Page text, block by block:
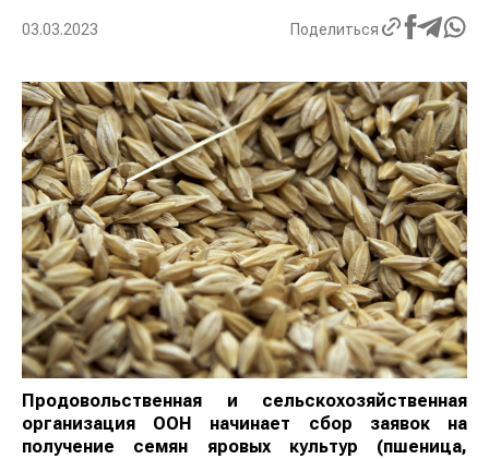
03.03.2023 Поделиться
Продовольственная и сельскохозяйственная
организация ООН начинает сбор заявок на
получение семян яровых культур (пшеница,